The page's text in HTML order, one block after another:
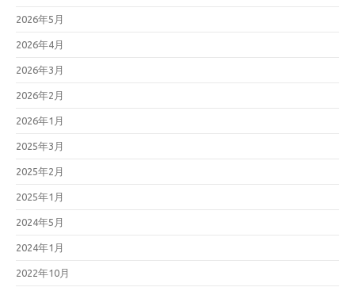
2026年5月
2026年4月
2026年3月
2026年2月
2026年1月
2025年3月
2025年2月
2025年1月
2024年5月
2024年1月
2022年10月